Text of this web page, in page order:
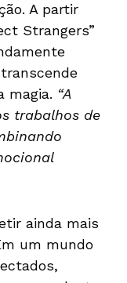
A partir
Strangers”
magia. “A
trabalhos de
ainda mais
um mundo